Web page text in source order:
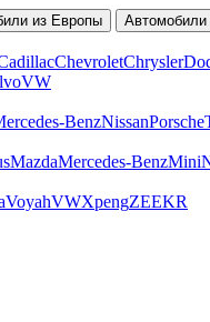
из Европы Автомобили
ChevroletChrysler
VW
BenzNissanPorsche
MazdaMercedes-BenzMini
VoyahVWXpengZEEKR